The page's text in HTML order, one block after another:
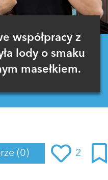
współpracy z
lody o smaku
masełkiem.
(0) 2